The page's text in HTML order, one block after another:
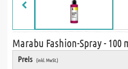
Marabu Fashion-Spray - 100
Preis (inkl. MwSt.)